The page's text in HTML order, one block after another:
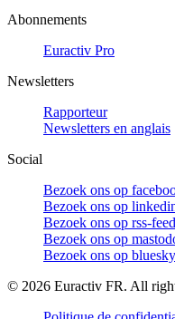
Abonnements
Euractiv Pro
Newsletters
Rapporteur
Newsletters en anglais
Social
Bezoek ons op
Bezoek ons op
Bezoek ons op rss-feed
Bezoek ons op
Bezoek ons op bluesky
© 2026 Euractiv FR. All